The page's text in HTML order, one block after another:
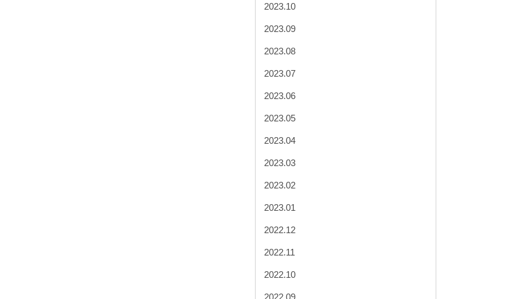
2023.10
2023.09
2023.08
2023.07
2023.06
2023.05
2023.04
2023.03
2023.02
2023.01
2022.12
2022.11
2022.10
2022.09